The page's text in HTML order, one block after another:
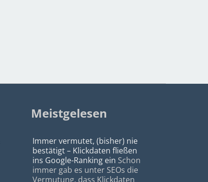
Meistgelesen
Immer vermutet, (bisher) nie
bestätigt – Klickdaten fließen
ins Google-Ranking ein Schon
immer gab es unter SEOs die
Vermutung, dass Klickdaten